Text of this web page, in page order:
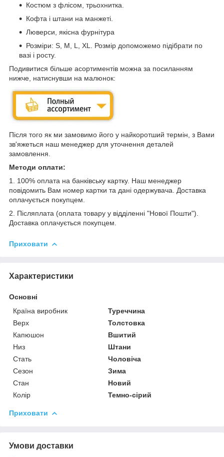
Костюм з флісом, трьохнитка.
Кофта і штани на манжеті.
Люверси, якісна фурнітура
Розміри: S, M, L, XL. Розмір допоможемо підібрати по
вазі і росту.
Подивитися більше асортиментів можна за посиланням
нижче, натиснувши на малюнок:
Після того як ми замовимо його у найкоротший термін, з Вами
зв'яжеться наш менеджер для уточнення деталей
замовлення.
Методи оплати:
1. 100% оплата на банківську картку. Наш менеджер
повідомить Вам номер картки та дані одержувача. Доставка
оплачується покупцем.
2. Післяплата (оплата товару у відділенні "Нової Пошти").
Доставка оплачується покупцем.
Приховати
Характеристики
Основні
Країна виробник
Туреччина
Верх
Толстовка
Капюшон
Вшитий
Низ
Штани
Стать
Чоловіча
Сезон
Зима
Стан
Новий
Колір
Темно-сірий
Приховати
Умови доставки